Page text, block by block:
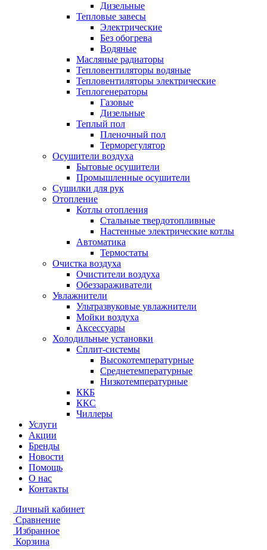
Дизельные
Тепловые завесы
Электрические
Без обогрева
Водяные
Масляные радиаторы
Тепловентиляторы водяные
Тепловентиляторы электрические
Теплогенераторы
Газовые
Дизельные
Теплый пол
Пленочный пол
Терморегулятор
Осушители воздуха
Бытовые осушители
Промышленные осушители
Сушилки для рук
Отопление
Котлы отопления
Стальные твердотопливные
Настенные электрические котлы
Автоматика
Термостаты
Очистка воздуха
Очистители воздуха
Обеззараживатели
Увлажнители
Ультразвуковые увлажнители
Мойки воздуха
Аксессуары
Холодильные установки
Сплит-системы
Высокотемпературные
Среднетемпературные
Низкотемпературные
ККБ
ККС
Чиллеры
Услуги
Акции
Бренды
Новости
Помощь
О нас
Контакты
Личный кабинет
Сравнение
Избранное
Корзина